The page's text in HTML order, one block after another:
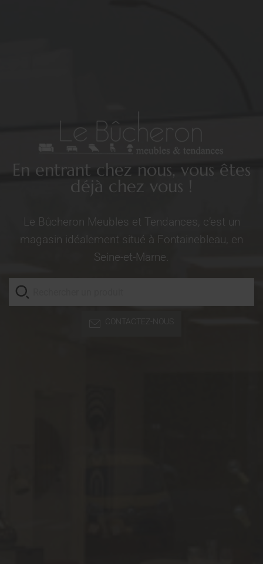
En entrant chez nous, vous êtes
déjà chez vous !
Le Bûcheron Meubles et Tendances, c’est un
magasin idéalement situé à Fontainebleau, en
Seine-et-Marne.
CONTACTEZ-NOUS